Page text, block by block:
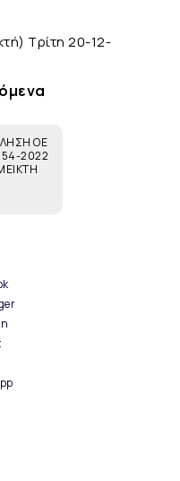
Τρίτη 20-12-
ΟΕ
2022